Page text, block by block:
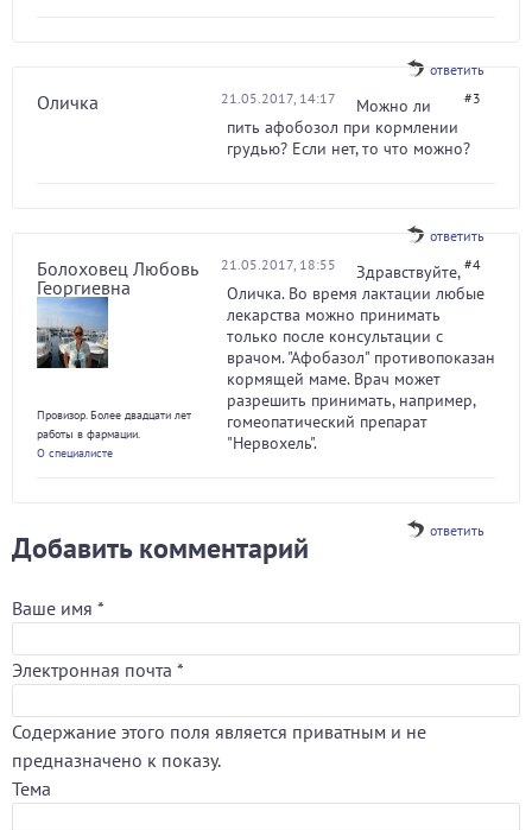
ответить
Оличка 21.05.2017, 14:17 #3
Можно ли
пить афобозол при кормлении
грудью? Если нет, то что можно?
ответить
Болоховец Любовь
Георгиевна
Провизор. Более двадцати лет
работы в фармации.
О специалисте
21.05.2017, 18:55 #4
Здравствуйте,
Оличка. Во время лактации любые
лекарства можно принимать
только после консультации с
врачом. "Афобазол" противопоказан
кормящей маме. Врач может
разрешить принимать, например,
гомеопатический препарат
"Нервохель".
ответить
Добавить комментарий
Ваше имя *
Электронная почта *
Содержание этого поля является приватным и не
предназначено к показу.
Тема